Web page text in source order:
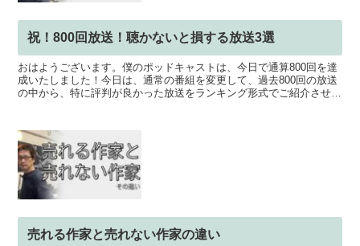
祝！800回放送！聴かないと損する放送3選
おはようございます。僕のポッドキャストは、今日で通算800回を達
成いたしました！今日は、通常の番組を変更して、過去800回の放送
の中から、特に評判が良かった放送をランキング形式でご紹介させて
売れる作家と売れない作家の違い